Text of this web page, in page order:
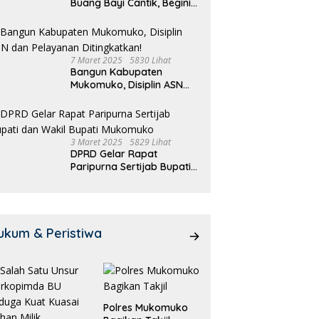
7 Maret 2025 5830 Lihat
Bangun Kabupaten
Mukomuko, Disiplin ASN
Ditingkatkan!
3 Maret 2025 5829 Lihat
DPRD Gelar Rapat
Paripurna Sertijab Bupati
& Peristiwa
Polres Mukomuko